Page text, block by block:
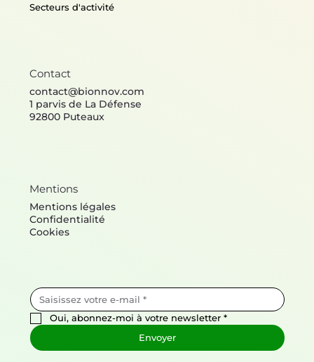
Oui, abonnez-moi à votre newsletter *
Envoyer
Secteurs d'activité
Contact
contact@bionnov.com
1 parvis de La Défense
92800 Puteaux
Mentions
Mentions légales
Confidentialité
Cookies